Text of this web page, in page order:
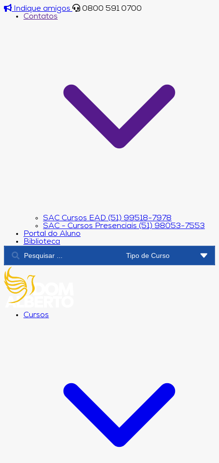
Indique amigos
0800 591 0700
Contatos
SAC Cursos EAD (51) 99518-7978
SAC - Cursos Presenciais (51) 98053-7553
Portal do Aluno
Biblioteca
Cursos